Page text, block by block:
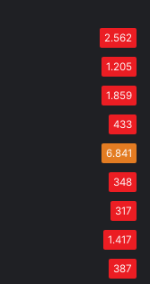
2.562
1.205
1.859
433
6.841
348
317
1.417
387